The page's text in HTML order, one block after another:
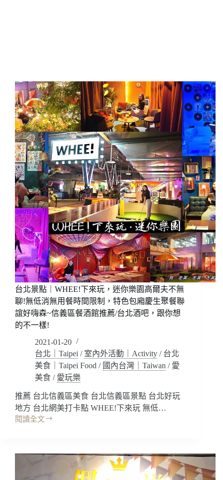
台北景點｜WHEE!下來玩，迷你樂園高爾夫不無
聊!無低消無用餐時間限制，特色包廂慶生聚餐聯
誼好嗨森~信義區餐酒館推薦/台北酒吧，跟你想
的不一樣!
2021-01-20
台北｜Taipei / 室內外活動｜Activity / 台北
美食｜Taipei Food / 國內台灣｜Taiwan / 愛
美食 / 愛玩樂
推薦 台北信義區美食 台北信義區景點 台北好玩
地方 台北網美打卡點 WHEE!下來玩 無低…
閱讀全文
台
點